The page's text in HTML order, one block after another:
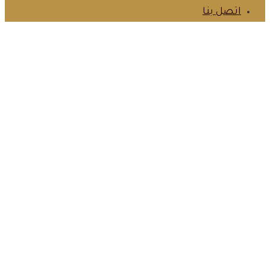
اتصل بنا‎